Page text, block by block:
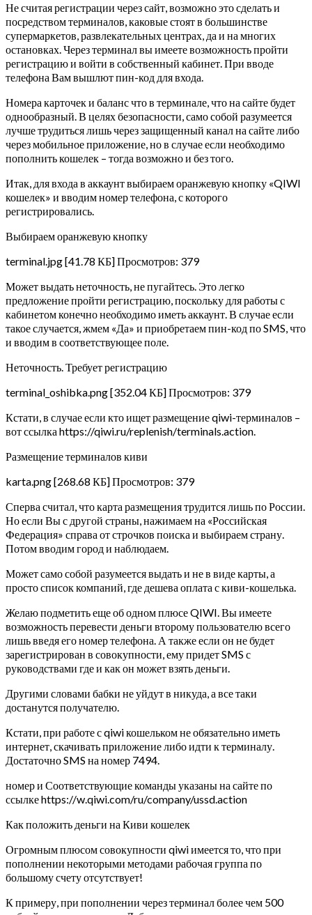
Не считая регистрации через сайт, возможно это сделать и
посредством терминалов, каковые стоят в большинстве
супермаркетов, развлекательных центрах, да и на многих
остановках. Через терминал вы имеете возможность пройти
регистрацию и войти в собственный кабинет. При вводе
телефона Вам вышлют пин-код для входа.
Номера карточек и баланс что в терминале, что на сайте будет
однообразный. В целях безопасности, само собой разумеется
лучше трудиться лишь через защищенный канал на сайте либо
через мобильное приложение, но в случае если необходимо
пополнить кошелек – тогда возможно и без того.
Итак, для входа в аккаунт выбираем оранжевую кнопку «QIWI
кошелек» и вводим номер телефона, с которого
регистрировались.
Выбираем оранжевую кнопку
terminal.jpg [41.78 КБ] Просмотров: 379
Может выдать неточность, не пугайтесь. Это легко
предложение пройти регистрацию, поскольку для работы с
кабинетом конечно необходимо иметь аккаунт. В случае если
такое случается, жмем «Да» и приобретаем пин-код по SMS, что
и вводим в соответствующее поле.
Неточность. Требует регистрацию
terminal_oshibka.png [352.04 КБ] Просмотров: 379
Кстати, в случае если кто ищет размещение qiwi-терминалов –
вот ссылка https://qiwi.ru/replenish/terminals.action.
Размещение терминалов киви
karta.png [268.68 КБ] Просмотров: 379
Сперва считал, что карта размещения трудится лишь по России.
Но если Вы с другой страны, нажимаем на «Российская
Федерация» справа от строчков поиска и выбираем страну.
Потом вводим город и наблюдаем.
Может само собой разумеется выдать и не в виде карты, а
просто список компаний, где дешева оплата с киви-кошелька.
Желаю подметить еще об одном плюсе QIWI. Вы имеете
возможность перевести деньги второму пользователю всего
лишь введя его номер телефона. А также если он не будет
зарегистрирован в совокупности, ему придет SMS с
руководствами где и как он может взять деньги.
Другими словами бабки не уйдут в никуда, а все таки
достанутся получателю.
Кстати, при работе с qiwi кошельком не обязательно иметь
интернет, скачивать приложение либо идти к терминалу.
Достаточно SMS на номер 7494.
номер и Соответствующие команды указаны на сайте по
ссылке https://w.qiwi.com/ru/company/ussd.action
Как положить деньги на Киви кошелек
Огромным плюсом совокупности qiwi имеется то, что при
пополнении некоторыми методами рабочая группа по
большому счету отсутствует!
К примеру, при пополнении через терминал более чем 500